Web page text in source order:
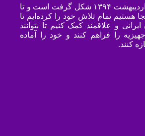
داستان پرهوم در اردیبهشت ۱۳۹۴ شکل گرفت است و تا
هستیم تمام تلاش خود را کرده‌ایم تا
و علاقمند کمک کنیم تا بتوانند
را فراهم کنند و خود را آماده